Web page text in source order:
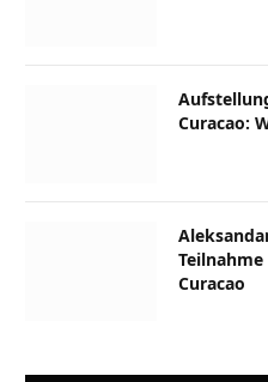
Curacao:
Curacao